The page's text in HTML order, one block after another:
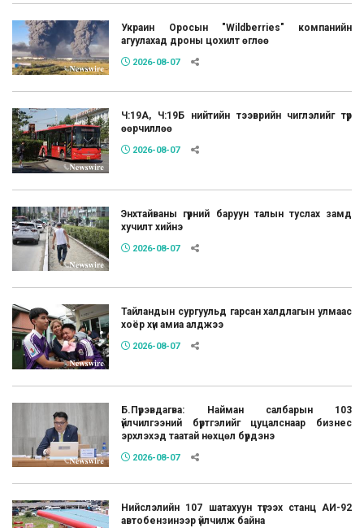
Украин Оросын "Wildberries" компанийн
агуулахад дроны цохилт өглөө
2026-08-07
Ч:19А, Ч:19Б нийтийн тээврийн чиглэлийг түр
өөрчиллөө
2026-08-07
Энхтайваны гүүрний баруун талын туслах замд
хучилт хийнэ
2026-08-07
Тайландын сургуульд гарсан халдлагын улмаас
хоёр хүн амиа алджээ
2026-08-07
Б.Пүрэвдагва: Найман салбарын 103
үйлчилгээний бүртгэлийг цуцалснаар бизнес
эрхлэхэд таатай нөхцөл бүрдэнэ
2026-08-07
Нийслэлийн 107 шатахуун түгээх станц АИ-92
автобензинээр үйлчилж байна